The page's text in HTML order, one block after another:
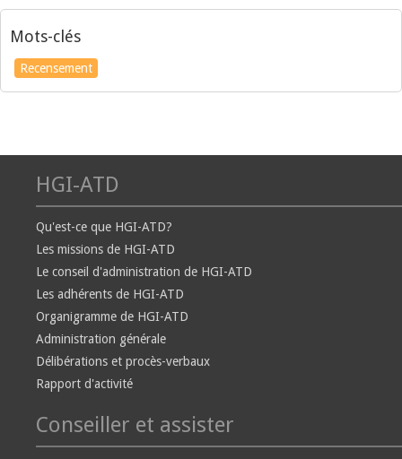
Mots-clés
Recensement
HGI-ATD
Qu'est-ce que HGI-ATD?
Les missions de HGI-ATD
Le conseil d'administration de HGI-ATD
Les adhérents de HGI-ATD
Organigramme de HGI-ATD
Administration générale
Délibérations et procès-verbaux
Rapport d'activité
Conseiller et assister